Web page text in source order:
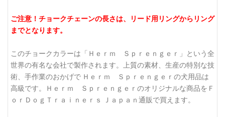
ご注意！チョークチェーンの長さは、リード用リングからリング
までとなります。
このチョークカラーは「Ｈｅｒｍ Ｓｐｒｅｎｇｅｒ」という全
世界の有名な会社で製作されます。上質の素材、生産の特別な技
術、手作業のおかげで Ｈｅｒｍ Ｓｐｒｅｎｇｅｒの犬用品は
高級です。Ｈｅｒｍ Ｓｐｒｅｎｇｅｒのオリジナルな商品をＦ
ｏｒＤｏｇＴｒａｉｎｅｒｓ Ｊａｐａｎ通販で買えます。